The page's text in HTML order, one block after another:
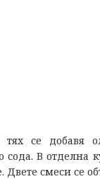
се добавя
сода.В отделна
Двете смеси се